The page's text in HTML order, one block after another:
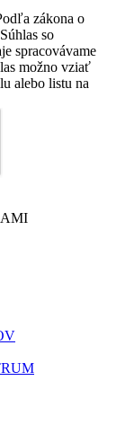
zákona o
so
spracovávame
možno vziať
alebo listu na